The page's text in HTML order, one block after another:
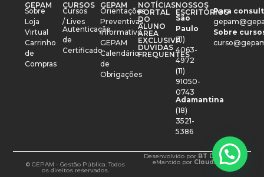
GEPAM
Sobre
Loja
Virtual
Carrinho
de
Compras
CURSOS
Cursos
/ Lives
Autenticação
de
Certificado
GEPAM
Orientações
Preventivas
Informativo
GEPAM
Calendário
de
Obrigações
NOTÍCIAS
PORTAL
DO
ALUNO
ÁREA
EXCLUSIVA
DÚVIDAS
FREQUENTES
NOSSOS
ESCRITÓRIOS
São
Paulo
(11)
4063-
4972
(11)
91050-
0743
Adamantina
(18)
3521-
5386
Para
Sobre
© GEPAM - Gestão Pública. Todos
os direitos reservados.
Desenvolvido por BT Design
eMantido por CloudXM